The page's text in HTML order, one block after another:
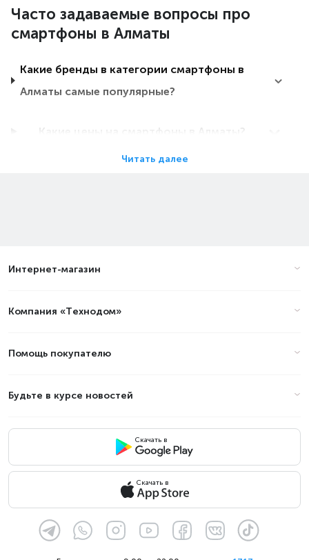
Часто задаваемые вопросы про
смартфоны в Алматы
Какие бренды в категории смартфоны в
Алматы самые популярные?
Какие цены на смартфоны в Алматы?
Galaxy Note 10 в Алматы
Читать далее
Интернет-магазин
Компания «Технодом»
Помощь покупателю
Будьте в курсе новостей
Скачать в
Скачать в